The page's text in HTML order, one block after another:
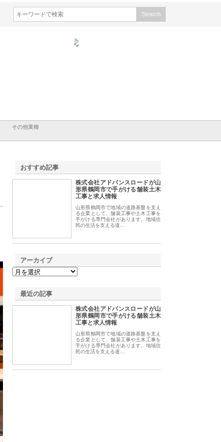
その他業種
おすすめ記事
株式会社アドバンスロードが山
形県鶴岡市で手がける舗装土木
工事と求人情報
山形県鶴岡市で地域の道路基盤を支え
る企業として、舗装工事や土木工事を
手がける専門会社があります。地域住
民の生活を支える道…
アーカイブ
最近の記事
株式会社アドバンスロードが山
形県鶴岡市で手がける舗装土木
工事と求人情報
山形県鶴岡市で地域の道路基盤を支え
る企業として、舗装工事や土木工事を
手がける専門会社があります。地域住
民の生活を支える道…